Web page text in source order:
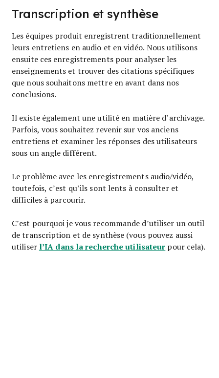
Transcription et synthèse
Les équipes produit enregistrent traditionnellement
leurs entretiens en audio et en vidéo. Nous utilisons
ensuite ces enregistrements pour analyser les
enseignements et trouver des citations spécifiques
que nous souhaitons mettre en avant dans nos
conclusions.
Il existe également une utilité en matière d’archivage.
Parfois, vous souhaitez revenir sur vos anciens
entretiens et examiner les réponses des utilisateurs
sous un angle différent.
Le problème avec les enregistrements audio/vidéo,
toutefois, c’est qu’ils sont lents à consulter et
difficiles à parcourir.
C’est pourquoi je vous recommande d’utiliser un outil
de transcription et de synthèse (vous pouvez aussi
utiliser l’IA dans la recherche utilisateur pour cela).